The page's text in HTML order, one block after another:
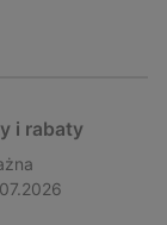
i rabaty